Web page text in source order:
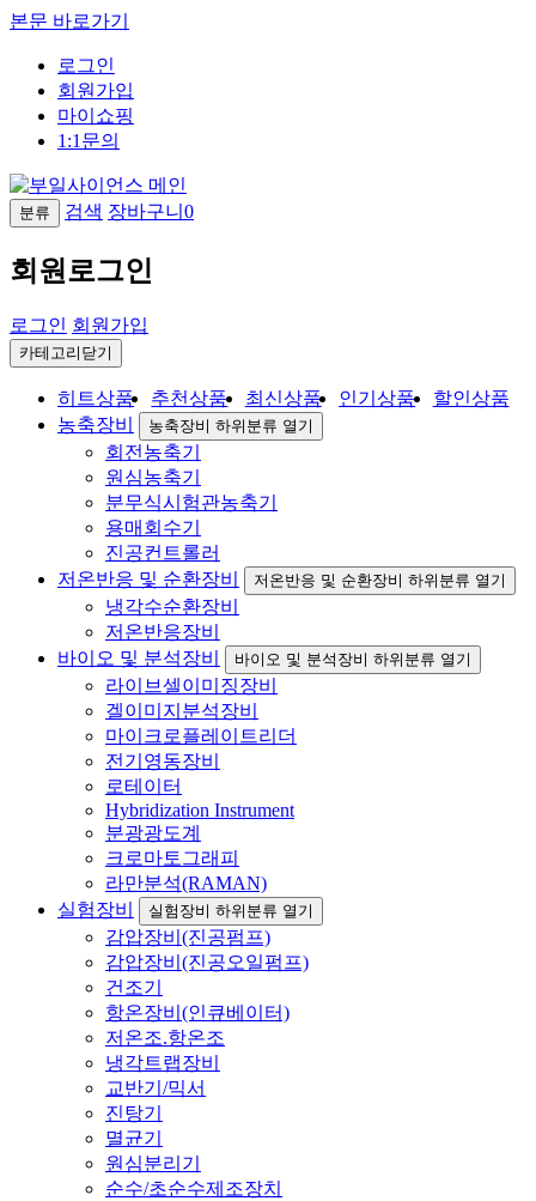
본문 바로가기
로그인
회원가입
마이쇼핑
1:1문의
분류 검색 장바구니 0
회원로그인
로그인 회원가입
카테고리닫기
히트상품 추천상품 최신상품 인기상품
할인상품
농축장비
농축장비 하위분류 열기
회전농축기
원심농축기
분무식시험관농축기
용매회수기
진공컨트롤러
저온반응 및 순환장비
저온반응 및 순환장비 하위분류 열기
냉각수순환장비
저온반응장비
바이오 및 분석장비
바이오 및 분석장비 하위분류 열기
라이브셀이미징장비
겔이미지분석장비
마이크로플레이트리더
전기영동장비
로테이터
Hybridization Instrument
분광광도계
크로마토그래피
라만분석(RAMAN)
실험장비
실험장비 하위분류 열기
감압장비(진공펌프)
감압장비(진공오일펌프)
건조기
항온장비(인큐베이터)
저온조.항온조
냉각트랩장비
교반기/믹서
진탕기
멸균기
원심분리기
순수/초순수제조장치